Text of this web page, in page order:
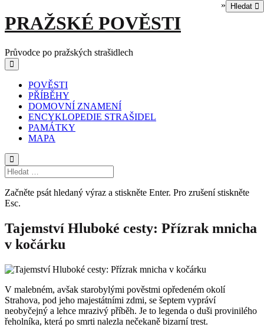
Skip
to
PRAŽSKÉ POVĚSTI
Průvodce po pražských strašidlech
Main
navigation
POVĚSTI
PŘÍBĚHY
DOMOVNÍ ZNAMENÍ
ENCYKLOPEDIE STRAŠIDEL
PAMÁTKY
MAPA
» Hledat
Začněte psát hledaný výraz a stiskněte Enter. Pro zrušení stiskněte
Esc.
Tajemství Hluboké cesty: Přízrak mnicha
v kočárku
V malebném, avšak starobylými pověstmi opředeném okolí
Strahova, pod jeho majestátními zdmi, se šeptem vypráví
neobyčejný a lehce mrazivý příběh. Je to legenda o duši provinilého
řeholníka, která po smrti nalezla nečekaně bizarní trest.